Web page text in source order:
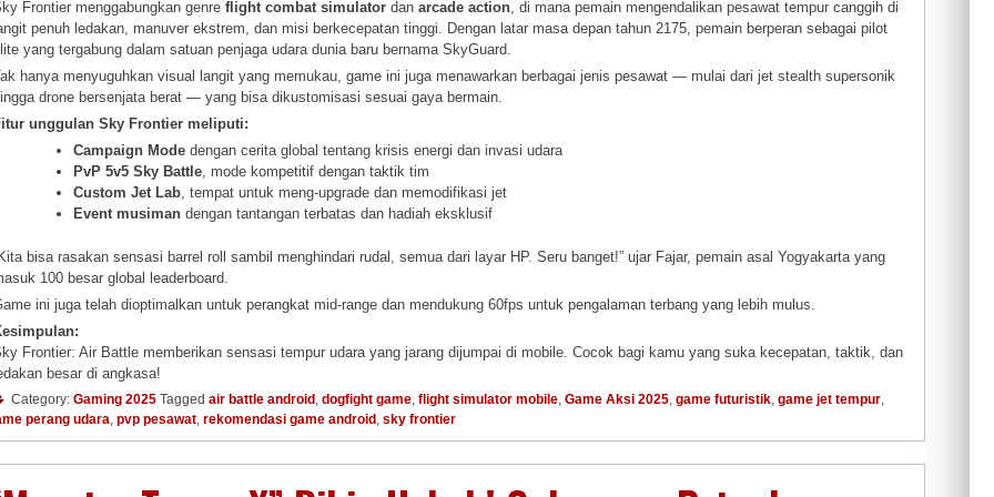
Frontier menggabungkan genreflight combat simulator danarcade action, di mana pemain mengendalikan pesawat tempur canggih di
penuh ledakan, manuver ekstrem, dan misi berkecepatan tinggi. Dengan latar masa depan tahun 2175, pemain berperan sebagai pilot
yang tergabung dalam satuan penjaga udara dunia baru bernama SkyGuard.
hanya menyuguhkan visual langit yang memukau, game ini juga menawarkan berbagai jenis pesawat — mulai dari jet stealth supersonik
drone bersenjata berat — yang bisa dikustomisasi sesuai gaya bermain.
unggulan Sky Frontier meliputi:
Campaign Mode dengan cerita global tentang krisis energi dan invasi udara
PvP 5v5 Sky Battle, mode kompetitif dengan taktik tim
Custom Jet Lab, tempat untuk meng-upgrade dan memodifikasi jet
Event musiman dengan tantangan terbatas dan hadiah eksklusif
bisa rasakan sensasi barrel roll sambil menghindari rudal, semua dari layar HP. Seru banget!” ujar Fajar, pemain asal Yogyakarta yang
100 besar global leaderboard.
ini juga telah dioptimalkan untuk perangkat mid-range dan mendukung 60fps untuk pengalaman terbang yang lebih mulus.
Frontier: Air Battle memberikan sensasi tempur udara yang jarang dijumpai di mobile. Cocok bagi kamu yang suka kecepatan, taktik, dan
besar di angkasa!
Category: Gaming 2025 Tagged air battle android, dogfight game, flight simulator mobile, Game Aksi 2025, game futuristik, game jet tempur,
perang udara, pvp pesawat, rekomendasi game android, sky frontier